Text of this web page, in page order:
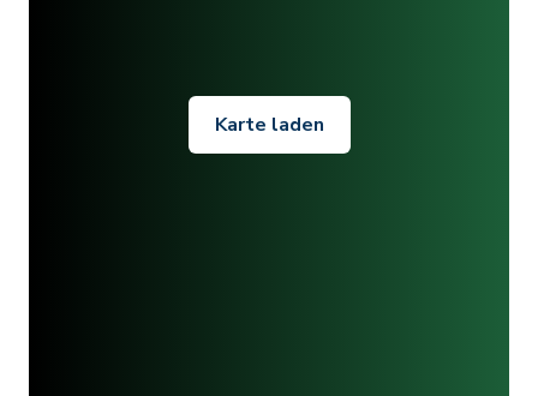
Karte laden